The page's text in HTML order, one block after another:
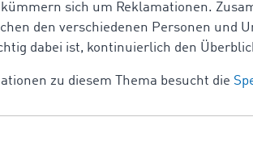
sich um Reklamationen.
den verschiedenen Personen und
dabei ist, kontinuierlich den
zu diesem Thema besucht die